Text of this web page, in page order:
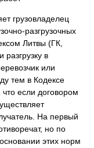
грузовладелец
разгрузочных
Литвы (ГК,
разгрузку в
или
тем в Кодексе
что если договором
На первый
но по
этих норм